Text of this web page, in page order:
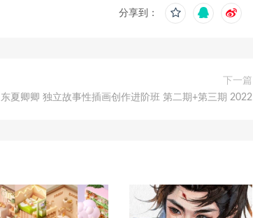
分享到：
下一篇
东夏卿卿 独立故事性插画创作进阶班 第二期+第三期 2022